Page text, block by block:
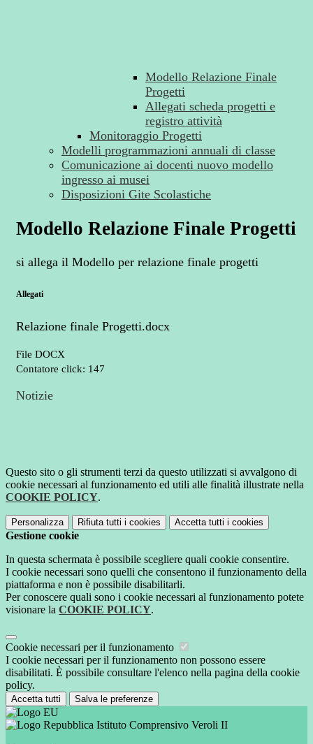
Modello Relazione Finale
Progetti
Allegati scheda progetti e
registro attività
Monitoraggio Progetti
Modelli programmazioni annuali di classe
Comunicazione ai docenti nuovo modello
ingresso ai musei
Disposizioni Gite Scolastiche
Modello Relazione Finale Progetti
si allega il Modello per relazione finale progetti
Allegati
Relazione finale Progetti.docx
File DOCX
Contatore click: 147
Notizie
Questo sito o gli strumenti terzi da questo utilizzati si avvalgono di
cookie necessari al funzionamento ed utili alle finalità illustrate nella
COOKIE POLICY.
Personalizza Rifiuta tutti i cookies Accetta tutti i cookies
Gestione cookie
In questa schermata è possibile scegliere quali cookie consentire.
I cookie necessari sono quelli che consentono il funzionamento della
piattaforma e non è possibile disabilitarli.
Per conoscere quali sono i cookie necessari al funzionamento potete
visionare la COOKIE POLICY.
Cookie necessari per il funzionamento
I cookie necessari per il funzionamento non possono essere
disabilitati. È possibile consultare l'elenco nella pagina della cookie
policy.
Accetta tutti Salva le preferenze
Istituto Comprensivo Veroli II